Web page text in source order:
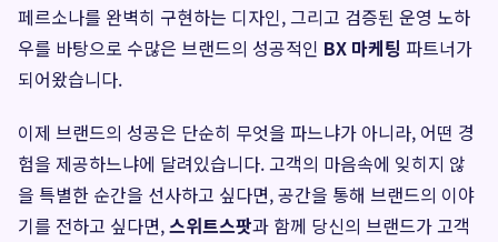
페르소나를 완벽히 구현하는 디자인, 그리고 검증된 운영 노하
우를 바탕으로 수많은 브랜드의 성공적인 BX 마케팅 파트너가
되어왔습니다.
이제 브랜드의 성공은 단순히 무엇을 파느냐가 아니라, 어떤 경
험을 제공하느냐에 달려있습니다. 고객의 마음속에 잊히지 않
을 특별한 순간을 선사하고 싶다면, 공간을 통해 브랜드의 이야
기를 전하고 싶다면,스위트스팟과 함께 당신의 브랜드가 고객